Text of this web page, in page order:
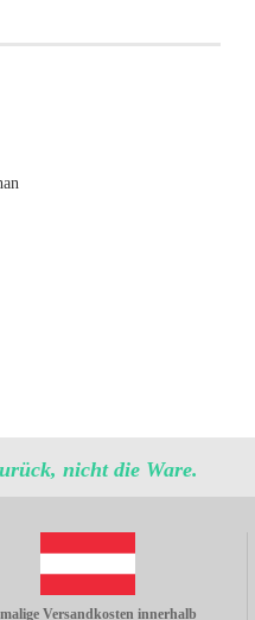
nicht die Ware.
Versandkosten innerhalb